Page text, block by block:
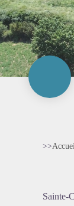
>>
Sainte-